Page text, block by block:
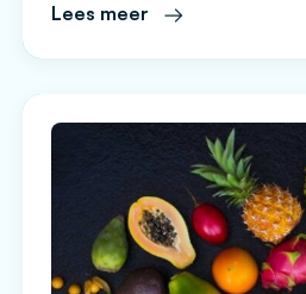
niks. De organisatie beschikt
Lees meer